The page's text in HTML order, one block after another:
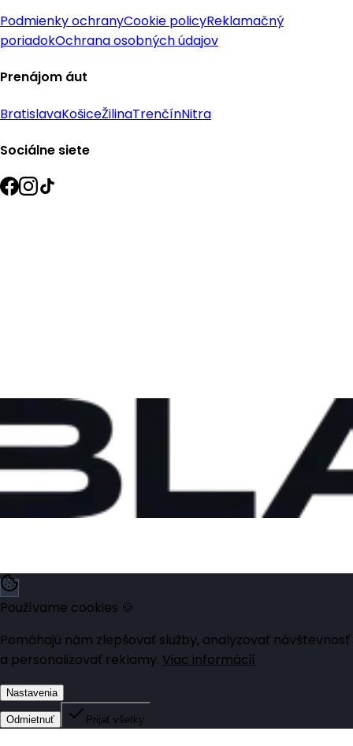
Podmienky ochranyCookie policyReklamačný
poriadokOchrana osobných údajov
Prenájom áut
BratislavaKošiceŽilinaTrenčínNitra
Sociálne siete
Používame cookies 🍪
Pomáhajú nám zlepšovať služby, analyzovať návštevnosť
a personalizovať reklamy. Viac informácií
Nastavenia
Odmietnuť Prijať všetky